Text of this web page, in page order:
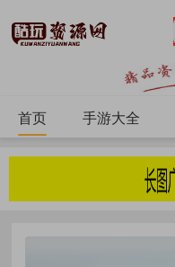
首页 手游大全